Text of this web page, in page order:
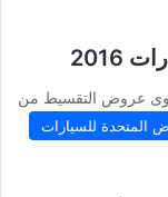
من المتحدة للسيارات 2016 : أقوى عروض التقسيط من
المتحدة للسيارات